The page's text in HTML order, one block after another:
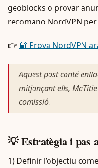
geoblocks o provar
recomano NordVPN
👉 🔐 Prova NordVPN
Aquest post conté
mitjançant ells,
comissió.
💡 Estratègia i pas
1) Definir l’objectiu